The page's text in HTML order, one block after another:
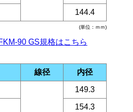
(単位：ｍｍ)
144.4
90 GS規格はこちら
線径 内径
149.3
154.3